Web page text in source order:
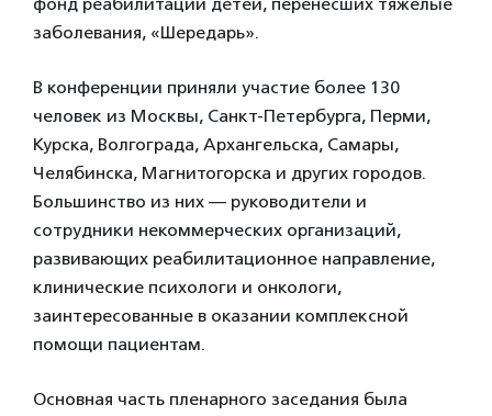
заболевания, «Шередарь».
В конференции приняли участие более 130
человек из Москвы, Санкт-Петербурга, Перми,
Курска, Волгограда, Архангельска, Самары,
Челябинска, Магнитогорска и других городов.
Большинство из них — руководители и
сотрудники некоммерческих организаций,
развивающих реабилитационное направление,
клинические психологи и онкологи,
заинтересованные в оказании комплексной
помощи пациентам.
Основная часть пленарного заседания была